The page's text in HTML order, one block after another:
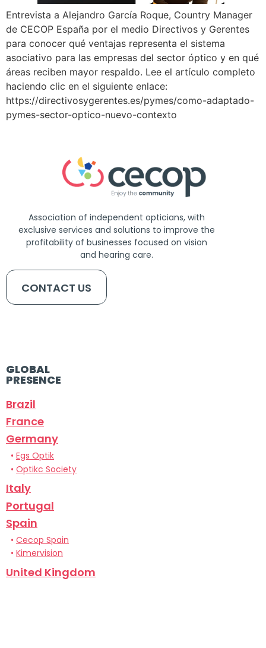
Entrevista a Alejandro García Roque, Country Manager
de CECOP España por el medio Directivos y Gerentes
para conocer qué ventajas representa el sistema
asociativo para las empresas del sector óptico y en qué
áreas reciben mayor respaldo. Lee el artículo completo
haciendo clic en el siguiente enlace:
https://directivosygerentes.es/pymes/como-adaptado-
pymes-sector-optico-nuevo-contexto
Association of independent opticians, with
exclusive services and solutions to improve the
profitability of businesses focused on vision
and hearing care.
CONTACT US
GLOBAL
PRESENCE
Brazil
France
Germany
• Egs Optik
• Optikc Society
Italy
Portugal
Spain
• Cecop Spain
• Kimervision
United Kingdom